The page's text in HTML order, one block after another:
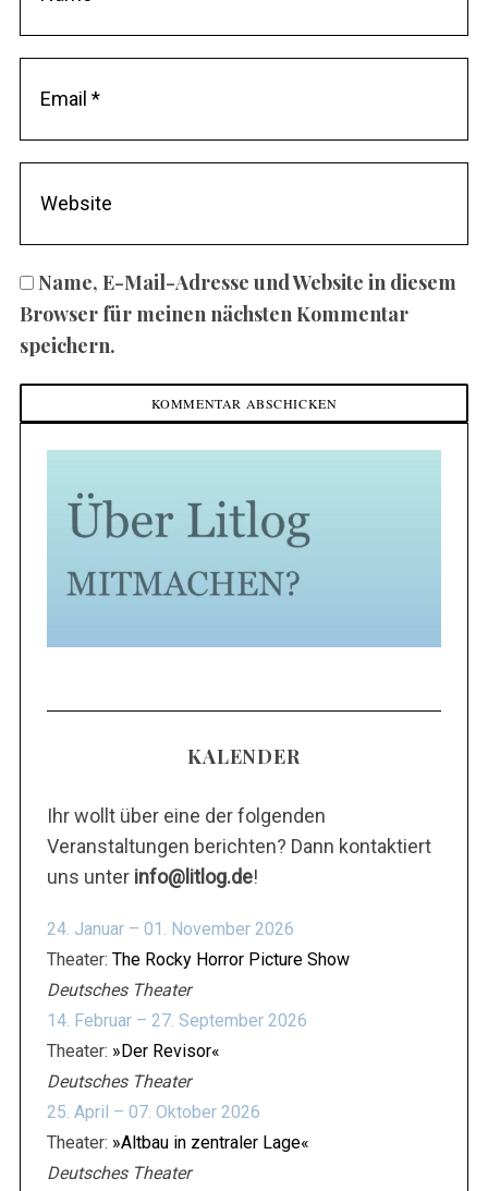
Name, E-Mail-Adresse und Website in diesem
Browser für meinen nächsten Kommentar
speichern.
KALENDER
Ihr wollt über eine der folgenden
Veranstaltungen berichten? Dann kontaktiert
uns unter info@litlog.de!
24. Januar – 01. November 2026
Theater: The Rocky Horror Picture Show
Deutsches Theater
14. Februar – 27. September 2026
Theater: »Der Revisor«
Deutsches Theater
25. April – 07. Oktober 2026
Theater: »Altbau in zentraler Lage«
Deutsches Theater